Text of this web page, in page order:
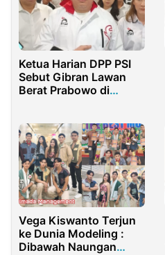
Ketua Harian DPP PSI
Sebut Gibran Lawan
Berat Prabowo di
Vega Kiswanto Terjun
ke Dunia Modeling :
Dibawah Naungan